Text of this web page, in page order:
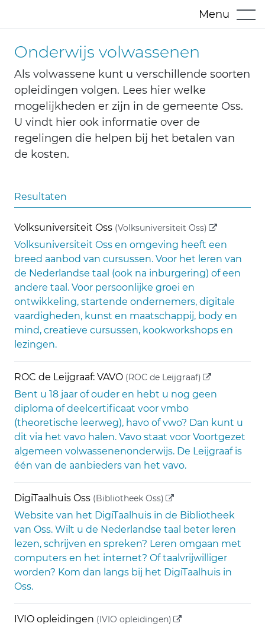
Menu
Onderwijs volwassenen
Als volwassene kunt u verschillende soorten
opleidingen volgen. Lees hier welke
mogelijkheden er zijn in de gemeente Oss.
U vindt hier ook informatie over de
regelingen die helpen bij het betalen van
de kosten.
Resultaten
Volksuniversiteit Oss (Volksuniversiteit Oss) (externe
Volksuniversiteit Oss en omgeving heeft een
breed aanbod van cursussen. Voor het leren van
de Nederlandse taal (ook na inburgering) of een
andere taal. Voor persoonlijke groei en
ontwikkeling, startende ondernemers, digitale
vaardigheden, kunst en maatschappij, body en
mind, creatieve cursussen, kookworkshops en
lezingen.
ROC de Leijgraaf: VAVO (ROC de Leijgraaf) (externe link)
Bent u 18 jaar of ouder en hebt u nog geen
diploma of deelcertificaat voor vmbo
(theoretische leerweg), havo of vwo? Dan kunt u
dit via het vavo halen. Vavo staat voor Voortgezet
algemeen volwassenenonderwijs. De Leijgraaf is
één van de aanbieders van het vavo.
DigiTaalhuis Oss (Bibliotheek Oss) (externe link)
Website van het DigiTaalhuis in de Bibliotheek
van Oss. Wilt u de Nederlandse taal beter leren
lezen, schrijven en spreken? Leren omgaan met
computers en het internet? Of taalvrijwilliger
worden? Kom dan langs bij het DigiTaalhuis in
Oss.
IVIO opleidingen (IVIO opleidingen) (externe link)